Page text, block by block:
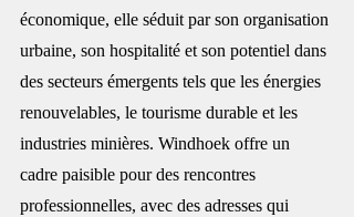
économique, elle séduit par son organisation
urbaine, son hospitalité et son potentiel dans
des secteurs émergents tels que les énergies
renouvelables, le tourisme durable et les
industries minières. Windhoek offre un
cadre paisible pour des rencontres
professionnelles, avec des adresses qui